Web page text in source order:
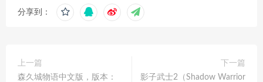
分享到：
上一篇
森久城物语中文版，版本：
下一篇
影子武士2（Shadow Warrior